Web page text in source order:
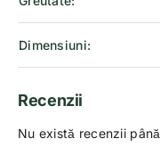
Dimensiuni
Recenzii
Nu există recenzii